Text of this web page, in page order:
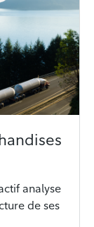
analyse
de ses